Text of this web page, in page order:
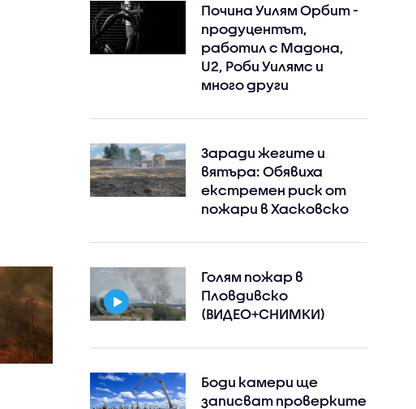
Почина Уилям Орбит -
продуцентът,
работил с Мадона,
U2, Роби Уилямс и
много други
Заради жегите и
вятъра: Обявиха
екстремен риск от
пожари в Хасковско
Голям пожар в
Пловдивско
(ВИДЕО+СНИМКИ)
Боди камери ще
записват проверките